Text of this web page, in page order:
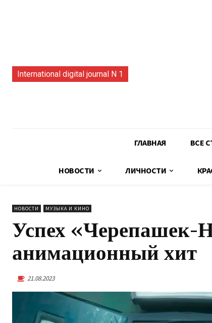
International digital journal N 1
ГЛАВНАЯ ВСЕ
НОВОСТИ ЛИЧНОСТИ
НОВОСТИ МУЗЫКА И КИНО
Успех «Черепашек-
анимационный хит
21.08.2023